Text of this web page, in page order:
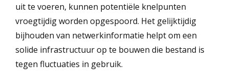
uit te voeren, kunnen potentiële knelpunten
vroegtijdig worden opgespoord. Het gelijktijdig
bijhouden van netwerkinformatie helpt om een
solide infrastructuur op te bouwen die bestand is
tegen fluctuaties in gebruik.